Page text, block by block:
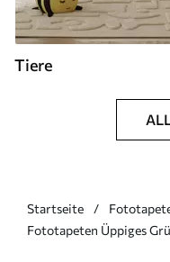
Tiere
Startseite
Fototapeten Üppiges